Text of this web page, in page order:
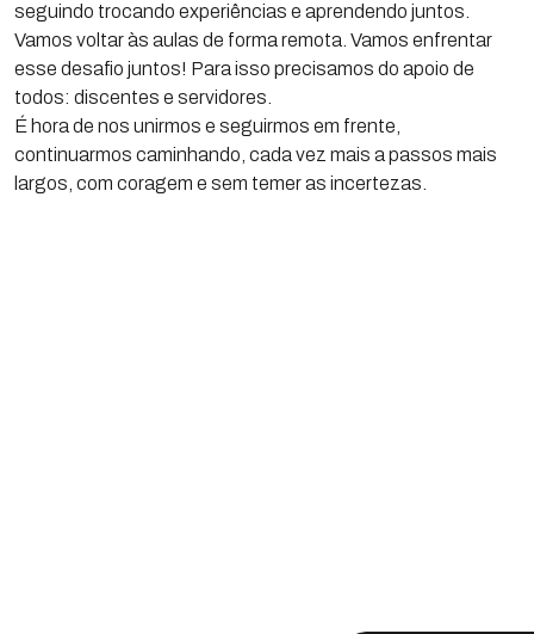
seguindo trocando experiências e aprendendo juntos.
Vamos voltar às aulas de forma remota. Vamos enfrentar
esse desafio juntos! Para isso precisamos do apoio de
todos: discentes e servidores.
É hora de nos unirmos e seguirmos em frente,
continuarmos caminhando, cada vez mais a passos mais
largos, com coragem e sem temer as incertezas.